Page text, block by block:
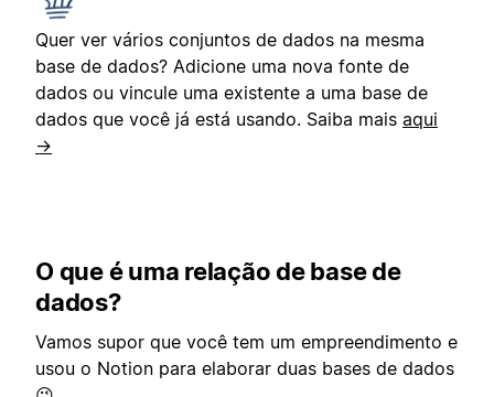
Quer ver vários conjuntos de dados na mesma
base de dados? Adicione uma nova fonte de
dados ou vincule uma existente a uma base de
dados que você já está usando. Saiba mais aqui
→
O que é uma relação de base de
dados?
Vamos supor que você tem um empreendimento e
usou o Notion para elaborar duas bases de dados